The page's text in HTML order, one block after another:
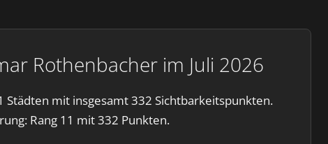
Rothenbacher im Juli 2026
Städten mit insgesamt 332 Sichtbarkeitspunkten.
Rang 11 mit 332 Punkten.